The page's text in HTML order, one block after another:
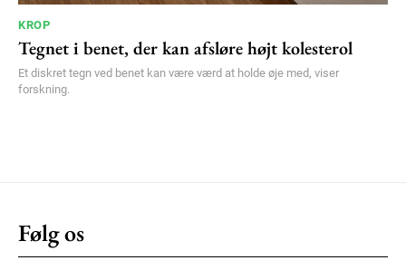
KROP
Tegnet i benet, der kan afsløre højt kolesterol
Et diskret tegn ved benet kan være værd at holde øje med, viser
forskning.
Følg os